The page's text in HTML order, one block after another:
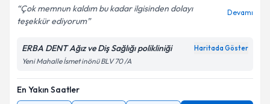
Çok memnun kaldım bu kadar ilgisinden dolayı
teşekkür ediyorum
Devamı
ERBA DENT Ağız ve Diş Sağlığı polikliniği Haritada Göster
Yeni Mahalle İsmet inönü BLV 70 /A
En Yakın Saatler